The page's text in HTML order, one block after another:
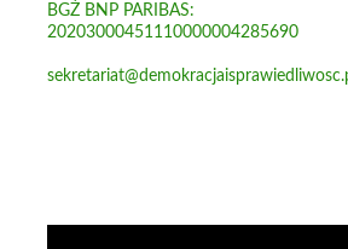
BGŻ BNP PARIBAS:
20203000451110000004285690